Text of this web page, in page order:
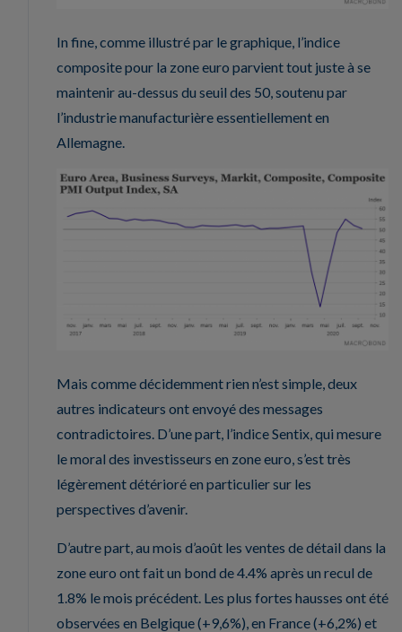
In fine, comme illustré par le graphique, l’indice
composite pour la zone euro parvient tout juste à se
maintenir au-dessus du seuil des 50, soutenu par
l’industrie manufacturière essentiellement en
Allemagne.
Mais comme décidemment rien n’est simple, deux
autres indicateurs ont envoyé des messages
contradictoires. D’une part, l’indice Sentix, qui mesure
le moral des investisseurs en zone euro, s’est très
légèrement détérioré en particulier sur les
perspectives d’avenir.
D’autre part, au mois d’août les ventes de détail dans la
zone euro ont fait un bond de 4.4% après un recul de
1.8% le mois précédent. Les plus fortes hausses ont été
observées en Belgique (+9,6%), en France (+6,2%) et